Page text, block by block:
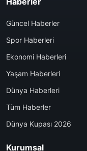
Güncel Haberler
Spor Haberleri
Ekonomi Haberleri
Yaşam Haberleri
Dünya Haberleri
Tüm Haberler
Dünya Kupası 2026
Kurumsal